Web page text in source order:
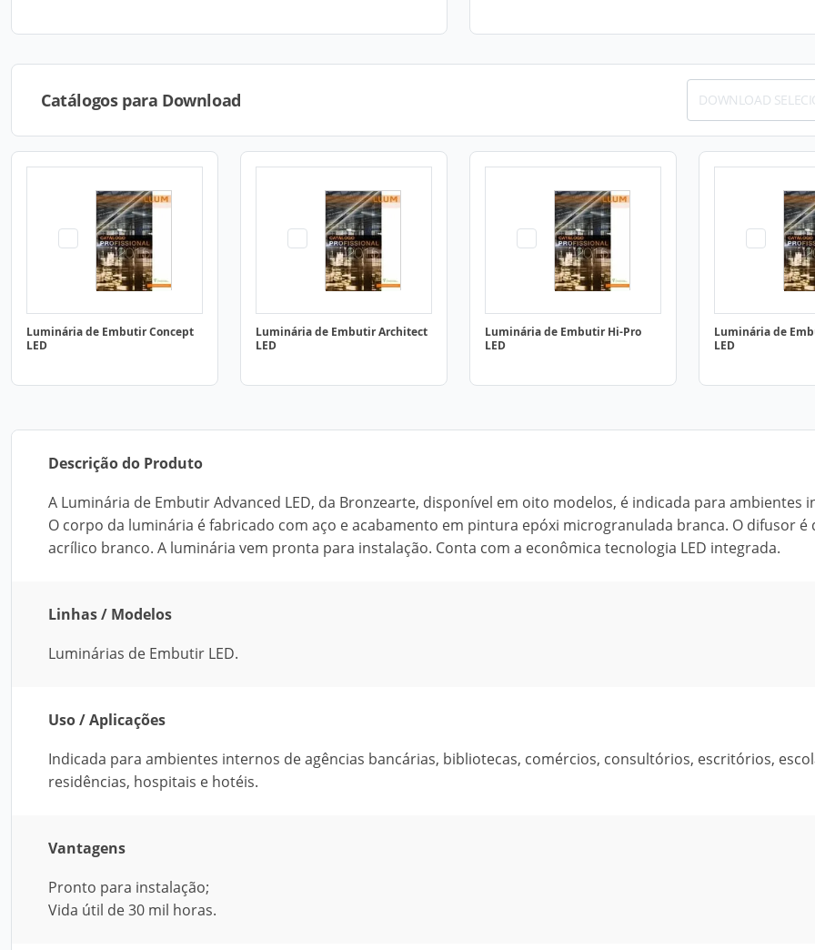
Catálogos para Download DOWNLOAD
Luminária de Embutir Concept
LED
Luminária de Embutir Architect
LED
Luminária de Embutir Hi-Pro
LED
Luminária de
LED
Descrição do Produto
A Luminária de Embutir Advanced LED, da Bronzearte, disponível em oito modelos, é indicada para ambientes
O corpo da luminária é fabricado com aço e acabamento em pintura epóxi microgranulada branca. O difusor é
acrílico branco. A luminária vem pronta para instalação. Conta com a econômica tecnologia LED integrada.
Linhas / Modelos
Luminárias de Embutir LED.
Uso / Aplicações
Indicada para ambientes internos de agências bancárias, bibliotecas, comércios, consultórios, escritórios,
residências, hospitais e hotéis.
Vantagens
Pronto para instalação;
Vida útil de 30 mil horas.